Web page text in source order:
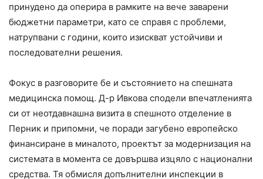
принудено да оперира в рамките на вече заварени
бюджетни параметри, като се справя с проблеми,
натрупвани с години, които изискват устойчиви и
последователни решения.
Фокус в разговорите бе и състоянието на спешната
медицинска помощ. Д-р Ивкова сподели впечатленията
си от неотдавнашна визита в спешното отделение в
Перник и припомни, че поради загубено европейско
финансиране в миналото, проектът за модернизация на
системата в момента се довършва изцяло с национални
средства. Тя обмисля допълнителни инспекции в